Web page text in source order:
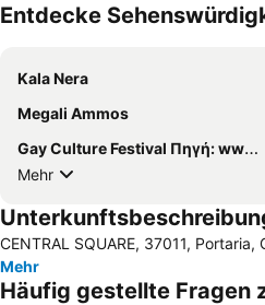
Entdecke
Kala Nera
Megali Ammos
Gay Culture Festival Πηγή: www.lifo.gr
Mehr
CENTRAL SQUARE, 37011, Portaria,
Mehr
Häufig gestellte Fragen